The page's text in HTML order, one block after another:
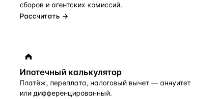
сборов и агентских комиссий.
Рассчитать →
Ипотечный калькулятор
Платёж, переплата, налоговый вычет — аннуитет
или дифференцированный.